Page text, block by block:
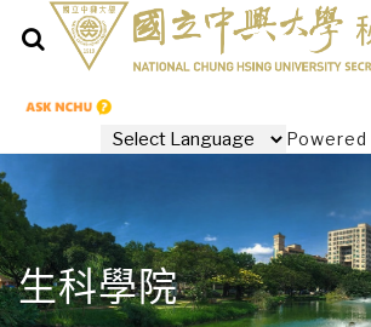
Powered
生科學院